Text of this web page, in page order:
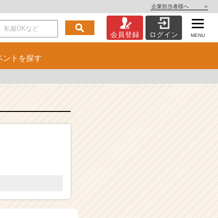
企業担当者様へ >
会員登録 ログイン MENU
ント を探す